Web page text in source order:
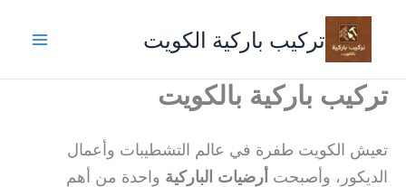
تخطي
المحتوى
تركيب باركية الكويت
تركيب باركية بالكويت
تعيش الكويت طفرة في عالم التشطيبات وأعمال
الديكور، وأصبحت أرضيات الباركية واحدة من أهم